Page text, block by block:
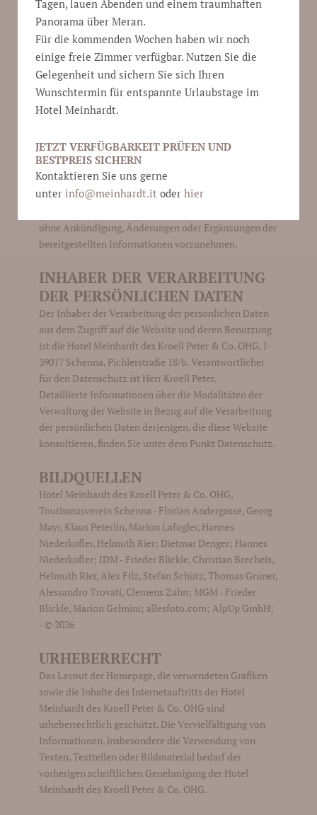
Tagen, lauen Abenden und einem traumhaften
Panorama über Meran.
Für die kommenden Wochen haben wir noch
einige freie Zimmer verfügbar. Nutzen Sie die
Gelegenheit und sichern Sie sich Ihren
Wunschtermin für entspannte Urlaubstage im
Hotel Meinhardt.
JETZT VERFÜGBARKEIT PRÜFEN UND
BESTPREIS SICHERN
Kontaktieren Sie uns gerne
unter info@meinhardt.it oder hier
HAFTUNGSAUSSCHUSS
bemüht sich, nach bestem Vermögen dafür Sorge zu
tragen, dass die in diesem Internetauftritt enthaltenen
Informationen zutreffend sind. Eine Haftung oder
Garantie für die Aktualität, Richtigkeit und
Informationen ist jedoch ausgeschlossen. Ferner ist die
Hotel Meinhardt des Kroell Peter & Co. OHG für den
Inhalt der über Hyperlink extern verbundenen
Internetauftritte nicht verantwortlich. Die Hotel
ohne Ankündigung, Änderungen oder Ergänzungen der
bereitgestellten Informationen vorzunehmen.
INHABER DER VERARBEITUNG
DER PERSÖNLICHEN DATEN
Der Inhaber der Verarbeitung der persönlichen Daten
aus dem Zugriff auf die Website und deren Benutzung
ist die Hotel Meinhardt des Kroell Peter & Co. OHG, I-
39017 Schenna, Pichlerstraße 18/b. Verantwortlicher
für den Datenschutz ist Herr Kroell Peter.
Detaillierte Informationen über die Modalitäten der
Verwaltung der Website in Bezug auf die Verarbeitung
der persönlichen Daten derjenigen, die diese Website
konsultieren, finden Sie unter dem Punkt Datenschutz.
BILDQUELLEN
Hotel Meinhardt des Kroell Peter & Co. OHG,
Tourismusverein Schenna - Florian Andergasse, Georg
Mayr, Klaus Peterlin, Marion Lafogler, Hannes
Niederkofler, Helmuth Rier; Dietmar Denger; Hannes
Niederkofler; IDM - Frieder Blickle, Christian Brecheis,
Helmuth Rier, Alex Filz, Stefan Schütz, Thomas Grüner,
Alessandro Trovati, Clemens Zahn; MGM - Frieder
Blickle, Marion Gelmini; allesfoto.com; AlpUp GmbH;
- © 2026
URHEBERRECHT
Das Layout der Homepage, die verwendeten Grafiken
sowie die Inhalte des Internetauftritts der Hotel
Meinhardt des Kroell Peter & Co. OHG sind
urheberrechtlich geschützt. Die Vervielfältigung von
Informationen, insbesondere die Verwendung von
Texten, Textteilen oder Bildmaterial bedarf der
vorherigen schriftlichen Genehmigung der Hotel
Meinhardt des Kroell Peter & Co. OHG.